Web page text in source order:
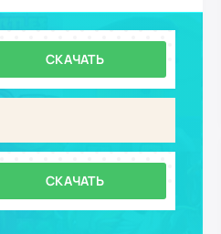
СКАЧАТЬ
СКАЧАТЬ